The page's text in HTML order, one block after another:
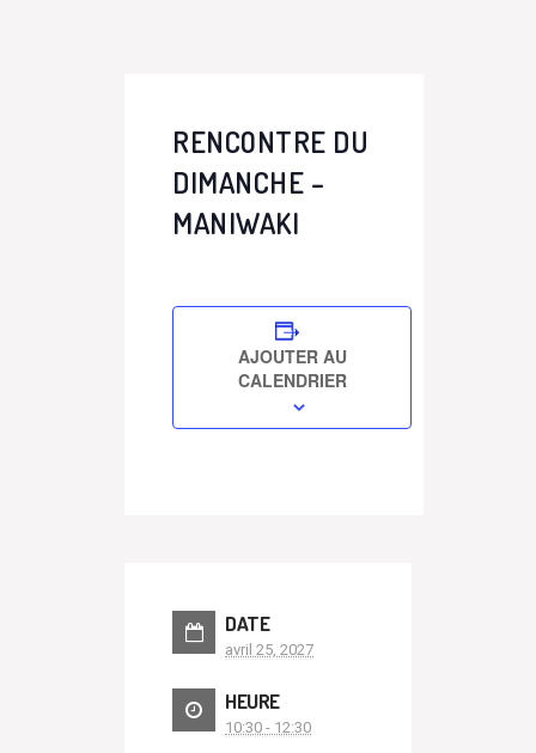
RENCONTRE DU
DIMANCHE –
MANIWAKI
AJOUTER AU
CALENDRIER
DATE
avril 25, 2027
HEURE
10:30 - 12:30